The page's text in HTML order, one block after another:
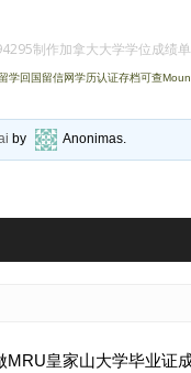
制作加拿大大学学位成绩
学回国留信网学历认证存档可查
by Anonimas.
皇家山大学毕业证